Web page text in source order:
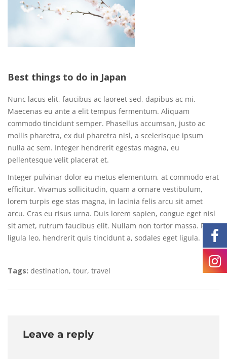
Best things to do in Japan
Nunc lacus elit, faucibus ac laoreet sed, dapibus ac mi.
Maecenas eu ante a elit tempus fermentum. Aliquam
commodo tincidunt semper. Phasellus accumsan, justo ac
mollis pharetra, ex dui pharetra nisl, a scelerisque ipsum
nulla ac sem. Integer hendrerit egestas magna, eu
pellentesque velit placerat et.
Integer pulvinar dolor eu metus elementum, at commodo erat
efficitur. Vivamus sollicitudin, quam a ornare vestibulum,
lorem turpis ege stas magna, in lacinia felis arcu sit amet
arcu. Cras eu risus urna. Duis lorem sapien, congue eget nisl
sit amet, rutrum faucibus elit. Nullam non tortor massa. Proin
ligula leo, hendrerit quis tincidunt a, sodales eget ligula.
Tags: destination, tour, travel
Leave a reply